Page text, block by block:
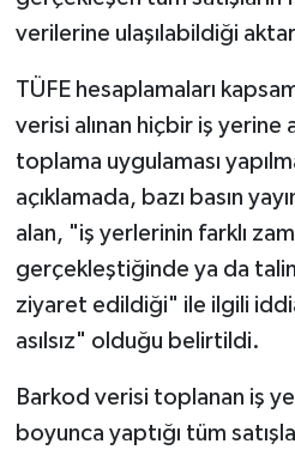
verilerine ulaşılabildiği
TÜFE hesaplamaları
verisi alınan hiçbir iş yerine
toplama uygulaması
açıklamada, bazı basın
alan, "iş yerlerinin farklı
gerçekleştiğinde ya da
ziyaret edildiği" ile ilgili
asılsız" olduğu belirtildi.
Barkod verisi toplanan iş
boyunca yaptığı tüm